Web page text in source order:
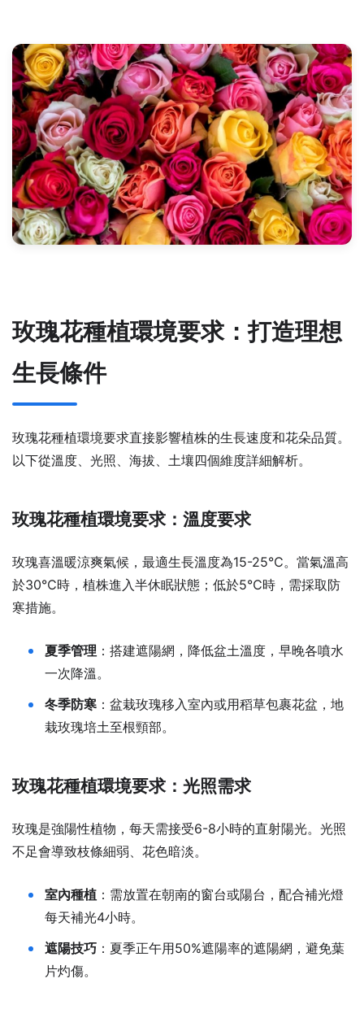
玫瑰花種植環境要求：打造理想
生長條件
玫瑰花種植環境要求直接影響植株的生長速度和花朵品質。
以下從溫度、光照、海拔、土壤四個維度詳細解析。
玫瑰花種植環境要求：溫度要求
玫瑰喜溫暖涼爽氣候，最適生長溫度為15-25℃。當氣溫高
於30℃時，植株進入半休眠狀態；低於5℃時，需採取防
寒措施。
夏季管理 ：搭建遮陽網，降低盆土溫度，早晚各噴水
一次降溫。
冬季防寒 ：盆栽玫瑰移入室內或用稻草包裹花盆，地
栽玫瑰培土至根頸部。
玫瑰花種植環境要求：光照需求
玫瑰是強陽性植物，每天需接受6-8小時的直射陽光。光照
不足會導致枝條細弱、花色暗淡。
室內種植 ：需放置在朝南的窗台或陽台，配合補光燈
每天補光4小時。
遮陽技巧 ：夏季正午用50%遮陽率的遮陽網，避免葉
片灼傷。